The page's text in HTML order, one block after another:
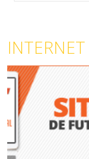
INTERNET